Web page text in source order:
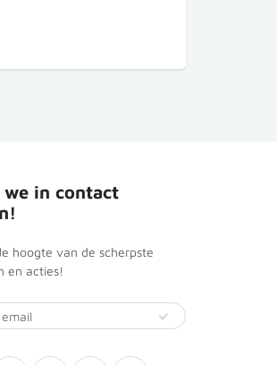
we in contact
hoogte van de scherpste
en acties!